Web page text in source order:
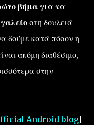
βήμα για να
στη δουλειά
δούμε κατά πόσον η
ακόμη διαθέσιμο,
στην
Android blog]